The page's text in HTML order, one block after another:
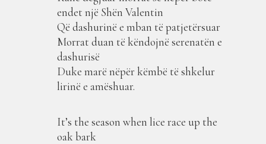
endet një Shën Valentin
Që dashurinë e mban të patjetërsuar
Morrat duan të këndojnë serenatën e
dashurisë
Duke marë nëpër këmbë të shkelur
lirinë e amëshuar.
It’s the season when lice race up the
oak bark